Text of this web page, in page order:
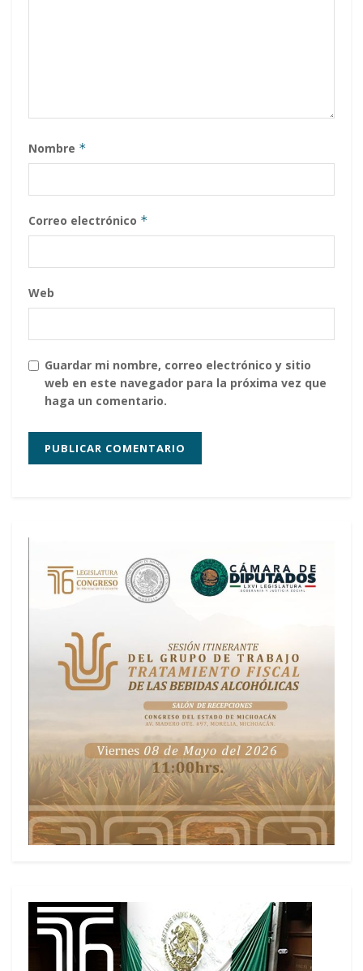
Nombre *
Correo electrónico *
Web
Guardar mi nombre, correo electrónico y sitio
web en este navegador para la próxima vez que
haga un comentario.